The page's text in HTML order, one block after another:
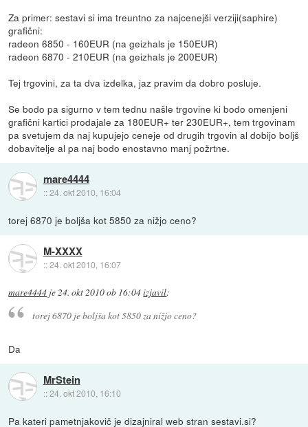
Za primer: sestavi si ima treuntno za najcenejši verziji(saphire)
grafični:
radeon 6850 - 160EUR (na geizhals je 150EUR)
radeon 6870 - 210EUR (na geizhals je 200EUR)
Tej trgovini, za ta dva izdelka, jaz pravim da dobro posluje.
Se bodo pa sigurno v tem tednu našle trgovine ki bodo omenjeni
grafični kartici prodajale za 180EUR+ ter 230EUR+, tem trgovinam
pa svetujem da naj kupujejo ceneje od drugih trgovin al dobijo boljš
dobavitelje al pa naj bodo enostavno manj požrtne.
mare4444
::24. okt 2010, 16:04
torej 6870 je boljša kot 5850 za nižjo ceno?
M-XXXX
::24. okt 2010, 16:07
mare4444 je24. okt 2010 ob 16:04izjavil:
torej 6870 je boljša kot 5850 za nižjo ceno?
Da
MrStein
::24. okt 2010, 16:10
Pa kateri pametnjakovič je dizajniral web stran sestavi.si?